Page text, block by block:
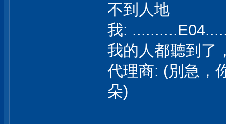
不到人地
我:
我的人都聽到了
代理商: (別急，
朵)